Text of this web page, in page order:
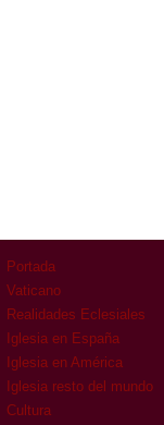
Portada
Vaticano
Realidades Eclesiales
Iglesia en España
Iglesia en América
Iglesia resto del mundo
Cultura